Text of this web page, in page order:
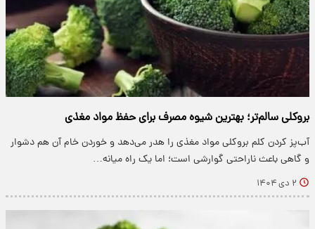
بروکلی سالم‌تر؛ بهترین شیوه مصرف برای حفظ مواد مغذی
آب‌پز کردن کلم بروکلی مواد مغذی را هدر می‌دهد و خوردن خام آن هم دشوار
و گاهی باعث ناراحتی گوارشی است؛ اما یک راه میانه…
۲ دی ۱۴۰۴